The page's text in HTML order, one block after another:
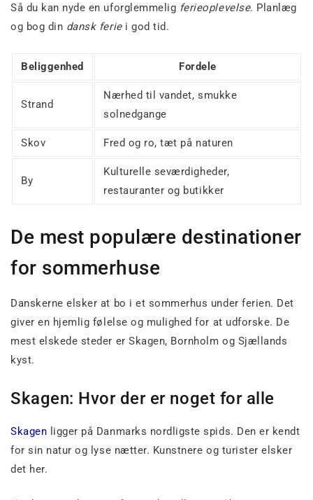
Så du kan nyde en uforglemmelig ferieoplevelse. Planlæg
og bog din dansk feriei god tid.
Beliggenhed Fordele
Strand
Nærhed til vandet, smukke
solnedgange
Skov Fred og ro, tæt på naturen
By
Kulturelle seværdigheder,
restauranter og butikker
De mest populære destinationer
for sommerhuse
Danskerne elsker at bo i et sommerhus under ferien. Det
giver en hjemlig følelse og mulighed for at udforske. De
mest elskede steder er Skagen, Bornholm og Sjællands
kyst.
Skagen: Hvor der er noget for alle
Skagen ligger på Danmarks nordligste spids. Den er kendt
for sin natur og lyse nætter. Kunstnere og turister elsker
det her.